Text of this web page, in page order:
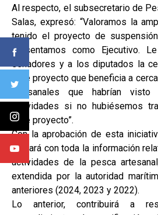
Al respecto, el subsecretario de
Salas, expresó: “Valoramos la
tenido el proyecto de
presentamos como Ejecutivo.
senadores y a los diputados la
este proyecto que beneficia a
artesanales que habrían
actividades si no hubiésemos
este proyecto”.
Con la aprobación de esta
contará con toda la información
actividades de la pesca
extendida por la autoridad
anteriores (2024, 2023 y 2022).
Lo anterior, contribuirá a